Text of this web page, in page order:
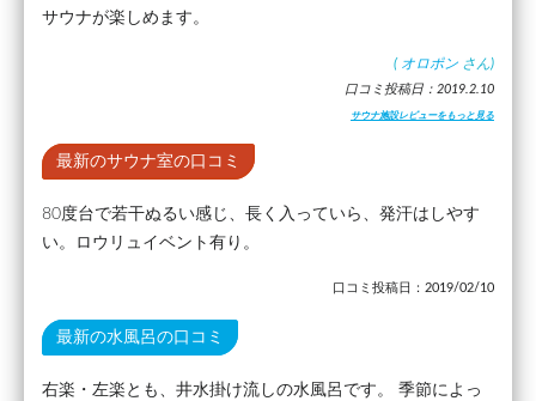
サウナが楽しめます。
( オロポン さん)
口コミ投稿日：2019.2.10
サウナ施設レビューをもっと見る
最新のサウナ室の口コミ
80度台で若干ぬるい感じ、長く入っていら、発汗はしやす
い。ロウリュイベント有り。
口コミ投稿日：2019/02/10
最新の水風呂の口コミ
右楽・左楽とも、井水掛け流しの水風呂です。 季節によっ